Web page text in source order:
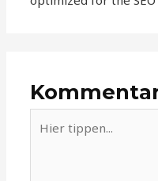
tippen...